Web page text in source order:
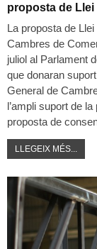
proposta de Llei
La proposta de
Cambres de
juliol al Parlament
que donaran
General de
l’ampli suport de
proposta de
LLEGEIX MÉS...